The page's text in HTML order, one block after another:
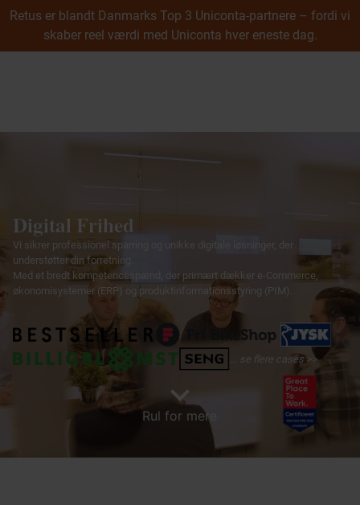
Retus er blandt Danmarks Top 3 Uniconta-partnere – fordi vi
skaber reel værdi med Uniconta hver eneste dag.
Cases
Webshop
Uniconta modul­oversigt
Uniconta prisliste
Uniconta Add-ons & Plugins
Uniconta API
Integration
Datamigrering
Konvertering til Uniconta
Skift fra C5 til Uniconta
Skift fra NAV til Uniconta
Skift fra e-conomic til Uniconta
Skift fra Business Central til Uniconta
Skift fra Dynamics AX til Uniconta
Undervisning
Digital Frihed
Vi sikrer professionel sparring og unikke digitale løsninger, der
understøtter din forretning.
Med et bredt kompetencespænd, der primært dækker e-Commerce,
økonomisystemer (ERP) og produktinformationsstyring (PIM).
... se flere cases >>
expand_more
Rul for mere